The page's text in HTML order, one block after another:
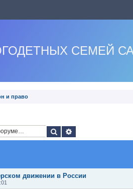
СЕМЕЙ
и право
Поиск
движении в России